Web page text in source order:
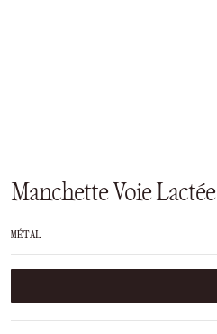
Manchette Voie Lactée
MÉTAL